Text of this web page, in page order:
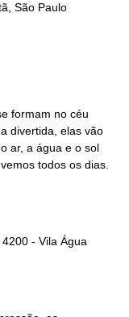
São Paulo
formam no céu
divertida, elas vão
ar, a água e o sol
todos os dias.
- Vila Água